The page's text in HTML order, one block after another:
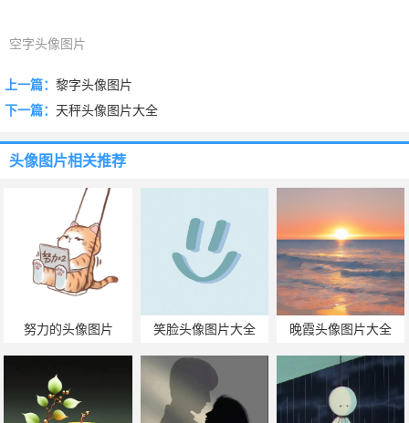
空字头像图片
上一篇： 黎字头像图片
下一篇： 天秤头像图片大全
头像图片相关推荐
努力的头像图片 笑脸头像图片大全 晚霞头像图片大全